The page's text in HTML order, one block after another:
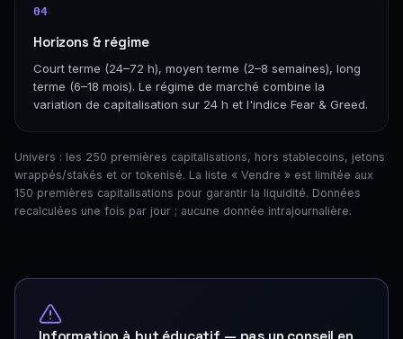
04
Horizons & régime
Court terme (24–72 h), moyen terme (2–8 semaines), long
terme (6–18 mois). Le régime de marché combine la
variation de capitalisation sur 24 h et l'indice Fear & Greed.
Univers : les 250 premières capitalisations, hors stablecoins, jetons
wrappés/stakés et or tokenisé. La liste « Vendre » est limitée aux
150 premières capitalisations pour garantir la liquidité. Données
recalculées une fois par jour ; aucune donnée intrajournalière.